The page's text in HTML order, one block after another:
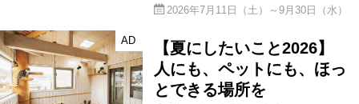
2026年7月11日（土）～9月30日（水）
AD
【夏にしたいこと2026】
人にも、ペットにも、ほっ
とできる場所を